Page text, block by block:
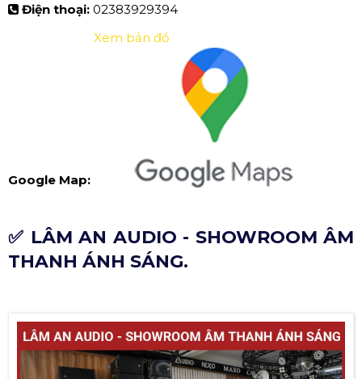
Điện thoại: 02383929394
Google Map:
Xem bản đồ
✅ LÂM AN AUDIO - SHOWROOM ÂM
THANH ÁNH SÁNG.